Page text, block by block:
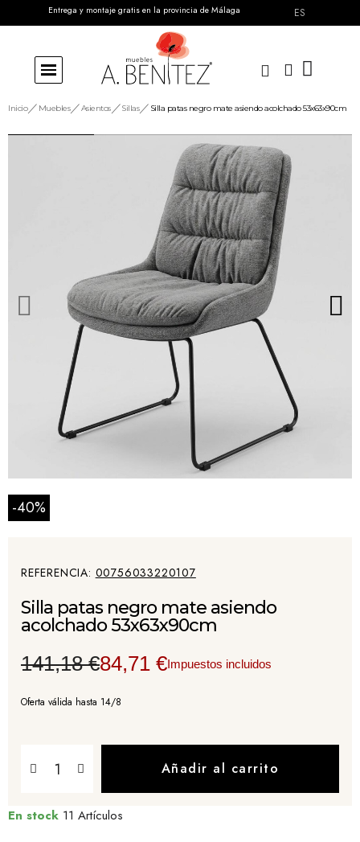
Entrega y montaje gratis en la provincia de Málaga ES
Inicio Muebles Asientos Sillas Silla patas negro mate asiendo acolchado 53x63x90cm
-40%
REFERENCIA 00756033220107
Silla patas negro mate asiendo
acolchado 53x63x90cm
141,18 €84,71 €Impuestos incluidos
Oferta válida hasta 14/8
Añadir al carrito
En stock 11 Artículos